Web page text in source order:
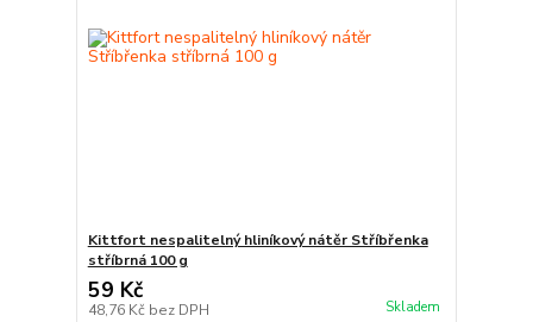
Kittfort nespalitelný hliníkový nátěr Stříbřenka
stříbrná 100 g
59 Kč
48,76 Kč bez DPH Skladem